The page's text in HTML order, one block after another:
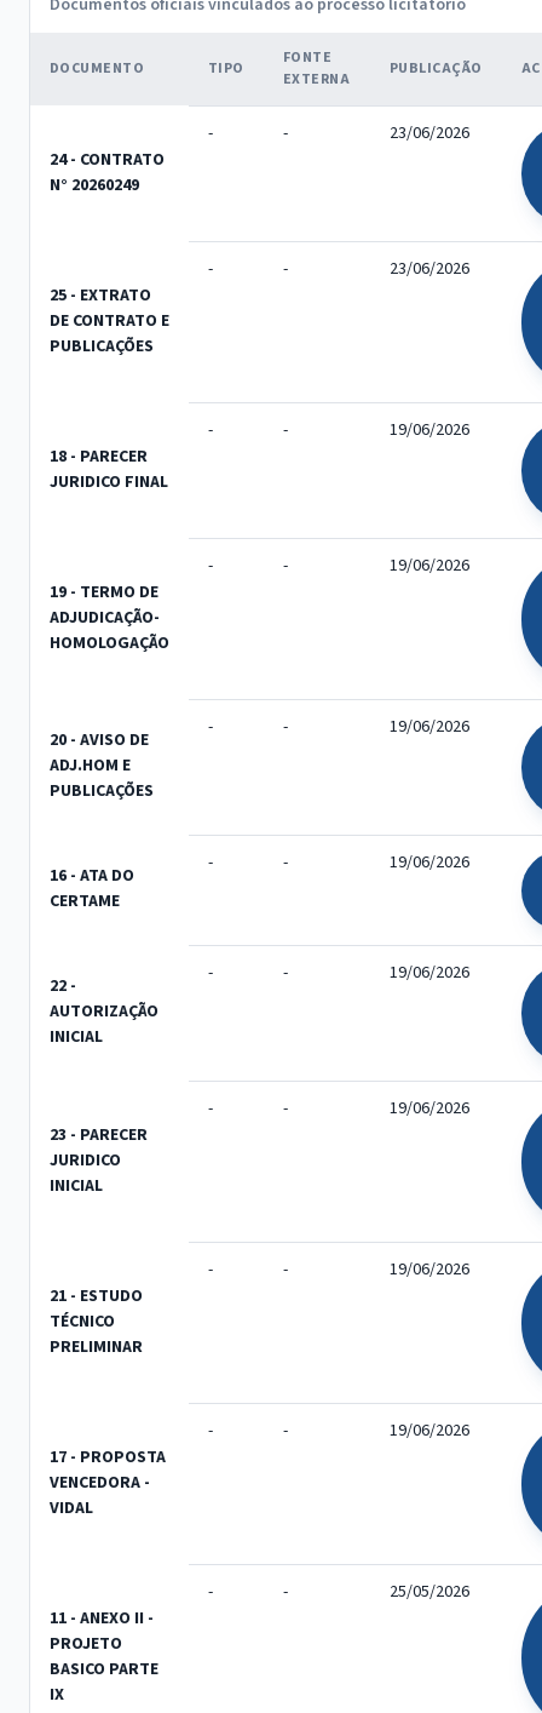
DOCUMENTO TIPO
FONTE
EXTERNA
PUBLICAÇÃO
24 - CONTRATO
N° 20260249
- - 23/06/2026
25 - EXTRATO
DE CONTRATO E
PUBLICAÇÕES
- - 23/06/2026
18 - PARECER
JURIDICO FINAL
- - 19/06/2026
19 - TERMO DE
ADJUDICAÇÃO-
HOMOLOGAÇÃO
- - 19/06/2026
20 - AVISO DE
ADJ.HOM E
PUBLICAÇÕES
- - 19/06/2026
16 - ATA DO
CERTAME
- - 19/06/2026
22 -
AUTORIZAÇÃO
INICIAL
- - 19/06/2026
23 - PARECER
JURIDICO
INICIAL
- - 19/06/2026
21 - ESTUDO
TÉCNICO
PRELIMINAR
- - 19/06/2026
17 - PROPOSTA
VENCEDORA -
VIDAL
- - 19/06/2026
11 - ANEXO II -
PROJETO
BASICO PARTE
IX
- - 25/05/2026